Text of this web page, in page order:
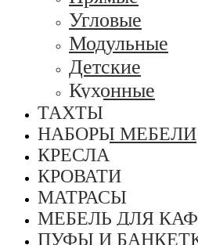
Угловые
Модульные
Детские
Кухонные
ТАХТЫ
НАБОРЫ МЕБЕЛИ
КРЕСЛА
КРОВАТИ
МАТРАСЫ
МЕБЕЛЬ ДЛЯ
ПУФЫ И